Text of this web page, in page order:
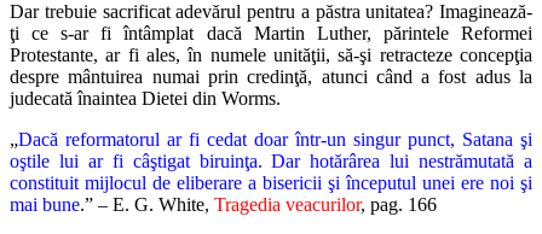
Dar trebuie sacrificat adevărul pentru a păstra unitatea? Imaginează-
ţi ce s-ar fi întâmplat dacă Martin Luther, părintele Reformei
Protestante, ar fi ales, în numele unităţii, să-şi retracteze concepţia
despre mântuirea numai prin credinţă, atunci când a fost adus la
judecată înaintea Dietei din Worms.
„Dacă reformatorul ar fi cedat doar într-un singur punct, Satana şi
oştile lui ar fi câştigat biruinţa. Dar hotărârea lui nestrămutată a
constituit mijlocul de eliberare a bisericii şi începutul unei ere noi şi
mai bune.” – E. G. White, Tragedia veacurilor, pag. 166